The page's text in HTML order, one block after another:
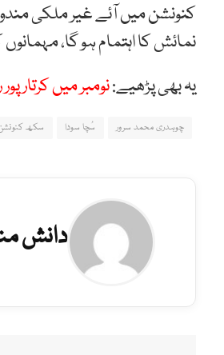
کنونشن میں آئے غیر ملکی
نمائش کا اہتمام ہو گا،
یہ بھی پڑھیے:نومبر میں کرتار
چوہدری محمد سرور سُچا سودا سکھ
دانش